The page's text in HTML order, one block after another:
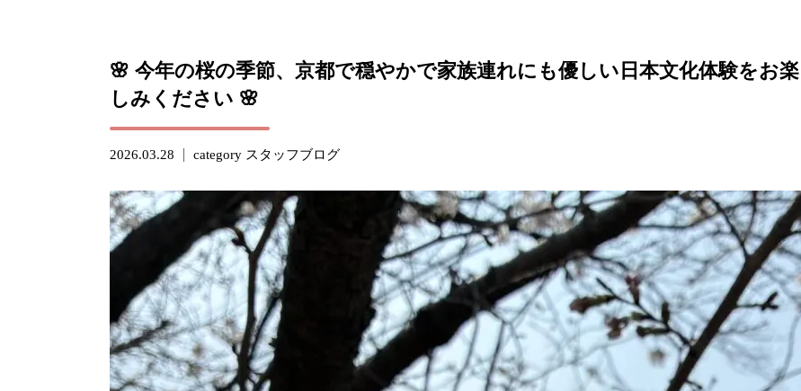
🌸 今年の桜の季節、京都で穏やかで家族連れにも優しい日本文化体験をお楽
しみください 🌸
2026.03.28 category スタッフブログ